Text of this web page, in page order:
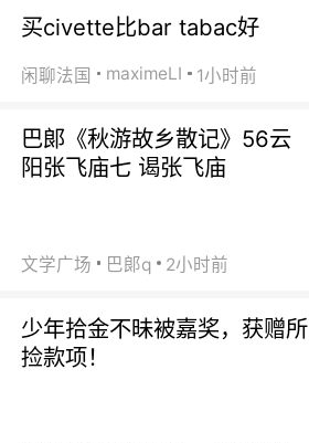
买civette比bar tabac好
闲聊法国 maximeLI 1小时前
巴郞《秋游故乡散记》56云
阳张飞庙七 谒张飞庙
文学广场 巴郞q 2小时前
少年拾金不昧被嘉奖，获赠所
捡款项！